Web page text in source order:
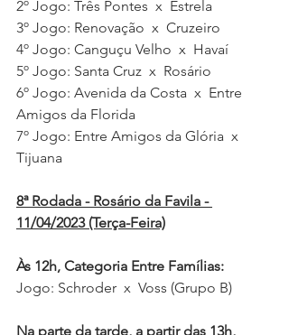
2º Jogo: Três Pontes  x  Estrela
3º Jogo: Renovação  x  Cruzeiro
4º Jogo: Canguçu Velho  x  Havaí
5º Jogo: Santa Cruz  x  Rosário
6º Jogo: Avenida da Costa  x  Entre
Amigos da Florida
7º Jogo: Entre Amigos da Glória  x
Tijuana
8ª Rodada - Rosário da Favila -
11/04/2023 (Terça-Feira)
Às 12h, Categoria Entre Famílias:
Jogo: Schroder  x  Voss (Grupo B)
Na parte da tarde, a partir das 13h,